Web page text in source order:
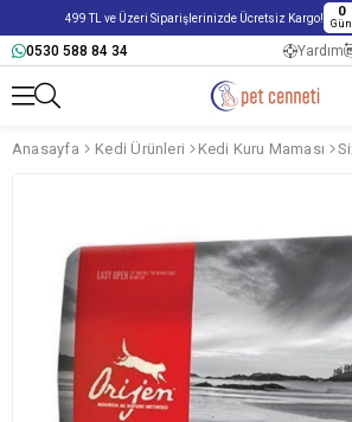
499 TL ve Üzeri Siparişlerinizde Ücretsiz Kargo! 0
Gün
0530 588 84 34 Yardım
Anasayfa Kedi Ürünleri Kedi Kuru Maması